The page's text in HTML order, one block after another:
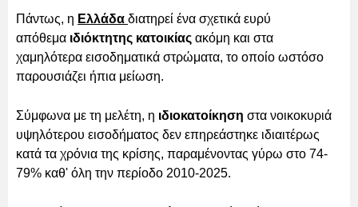
Πάντως, η Ελλάδα διατηρεί ένα σχετικά ευρύ
απόθεμα ιδιόκτητης κατοικίας ακόμη και στα
χαμηλότερα εισοδηματικά στρώματα, το οποίο ωστόσο
παρουσιάζει ήπια μείωση.
Σύμφωνα με τη μελέτη, η ιδιοκατοίκηση στα νοικοκυριά
υψηλότερου εισοδήματος δεν επηρεάστηκε ιδιαιτέρως
κατά τα χρόνια της κρίσης, παραμένοντας γύρω στο 74-
79% καθ' όλη την περίοδο 2010-2025.